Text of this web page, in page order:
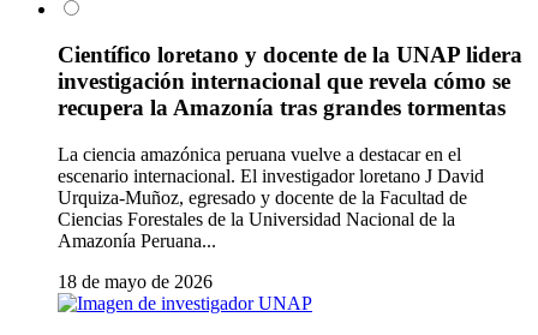
Científico loretano y docente de la UNAP lidera
investigación internacional que revela cómo se
recupera la Amazonía tras grandes tormentas
La ciencia amazónica peruana vuelve a destacar en el
escenario internacional. El investigador loretano J David
Urquiza-Muñoz, egresado y docente de la Facultad de
Ciencias Forestales de la Universidad Nacional de la
Amazonía Peruana...
18 de mayo de 2026